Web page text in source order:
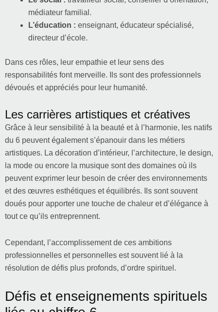
médiateur familial.
L’éducation : enseignant, éducateur spécialisé,
directeur d’école.
Dans ces rôles, leur empathie et leur sens des
responsabilités font merveille. Ils sont des professionnels
dévoués et appréciés pour leur humanité.
Les carrières artistiques et créatives
Grâce à leur sensibilité à la beauté et à l’harmonie, les natifs
du 6 peuvent également s’épanouir dans les métiers
artistiques. La décoration d’intérieur, l’architecture, le design,
la mode ou encore la musique sont des domaines où ils
peuvent exprimer leur besoin de créer des environnements
et des œuvres esthétiques et équilibrés. Ils sont souvent
doués pour apporter une touche de chaleur et d’élégance à
tout ce qu’ils entreprennent.
Cependant, l’accomplissement de ces ambitions
professionnelles et personnelles est souvent lié à la
résolution de défis plus profonds, d’ordre spirituel.
Défis et enseignements spirituels